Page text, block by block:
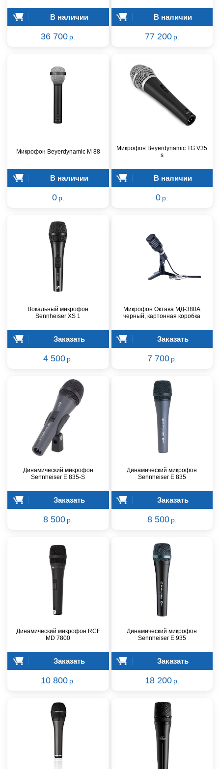
В наличии
36 700 р.
В наличии
77 200 р.
Микрофон Beyerdynamic M 88
В наличии
0 р.
Микрофон Beyerdynamic TG V35
s
В наличии
0 р.
Вокальный микрофон
Sennheiser XS 1
Заказать
4 500 р.
Микрофон Октава МД-380А
черный, картонная коробка
Заказать
7 700 р.
Динамический микрофон
Sennheiser E 835-S
Заказать
8 500 р.
Динамический микрофон
Sennheiser E 835
Заказать
8 500 р.
Динамический микрофон RCF
MD 7800
Заказать
10 800 р.
Динамический микрофон
Sennheiser E 935
Заказать
18 200 р.